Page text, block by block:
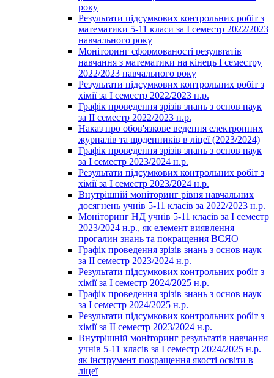
року
Результати підсумкових контрольних робіт з
математики 5-11 класи за І семестр 2022/2023
навчального року
Моніторинг сформованості результатів
навчання з математики на кінець І семестру
2022/2023 навчального року
Результати підсумкових контрольних робіт з
хімії за І семестр 2022/2023 н.р.
Графік проведення зрізів знань з основ наук
за ІІ семестр 2022/2023 н.р.
Наказ про обов'язкове ведення електронних
журналів та щоденників в ліцеї (2023/2024)
Графік проведення зрізів знань з основ наук
за І семестр 2023/2024 н.р.
Результати підсумкових контрольних робіт з
хімії за І семестр 2023/2024 н.р.
Внутрішній моніторинг рівня навчальних
досягнень учнів 5-11 класів за 2022/2023 н.р.
Моніторинг НД учнів 5-11 класів за І семестр
2023/2024 н.р., як елемент виявлення
прогалин знань та покращення ВСЯО
Графік проведення зрізів знань з основ наук
за ІІ семестр 2023/2024 н.р.
Результати підсумкових контрольних робіт з
хімії за І семестр 2024/2025 н.р.
Графік проведення зрізів знань з основ наук
за І семестр 2024/2025 н.р.
Результати підсумкових контрольних робіт з
хімії за ІІ семестр 2023/2024 н.р.
Внутрішній моніторинг результатів навчання
учнів 5-11 класів за І семестр 2024/2025 н.р.
як інструмент покращення якості освіти в
ліцеї